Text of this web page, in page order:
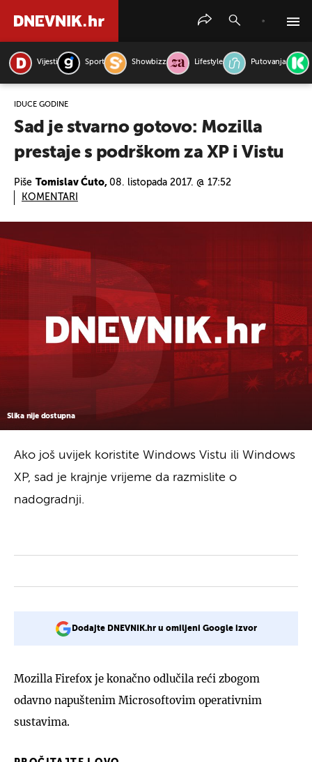
Vijesti Sport Showbizz Lifestyle Putovanja
IDUĆE GODINE
Sad je stvarno gotovo: Mozilla
prestaje s podrškom za XP i Vistu
Piše Tomislav Ćuto, 08. listopada 2017. @ 17:52
KOMENTARI
Slika nije dostupna
Ako još uvijek koristite Windows Vistu ili Windows
XP, sad je krajnje vrijeme da razmislite o
nadogradnji.
Dodajte DNEVNIK.hr u omiljeni Google izvor
Mozilla Firefox je konačno odlučila reći zbogom
odavno napuštenim Microsoftovim operativnim
sustavima.
PRETRAŽITE VIJESTI